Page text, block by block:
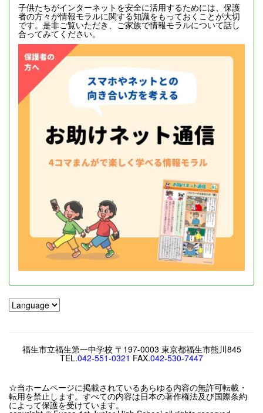
子供たちがインターネットを安全に活用するためには、保護
者の方々が情報モラルに関する知識をもっておくことが大切
です。是非ご覧いただき、ご家族で情報モラルについて話し
合ってみてください。
福生市立福生第一中学校 〒197-0003 東京都福生市熊川845
TEL.042-551-0321 FAX.042-530-7447
☆当ホームページに掲載されているあらゆる内容の無許可転載・
転用を禁止します。すべての内容は日本の著作権法及び国際条約
によって保護を受けています。